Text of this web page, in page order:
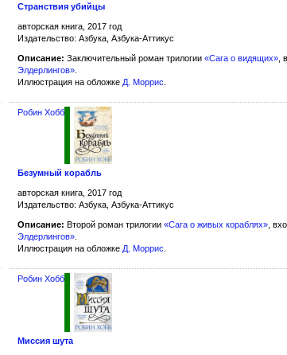
Странствия убийцы
авторская книга, 2017 год
Издательство: Азбука, Азбука-Аттикус
Описание: Заключительный роман трилогии«Сага о видящих» ,
Элдерлингов»
Иллюстрация на обложке Д. Моррис
Робин Хобб
Безумный корабль
авторская книга, 2017 год
Издательство: Азбука, Азбука-Аттикус
Описание: Второй роман трилогии«Сага о живых кораблях»,
Элдерлингов».
Иллюстрация на обложкеД. Моррис.
Робин Хобб
Миссия шута